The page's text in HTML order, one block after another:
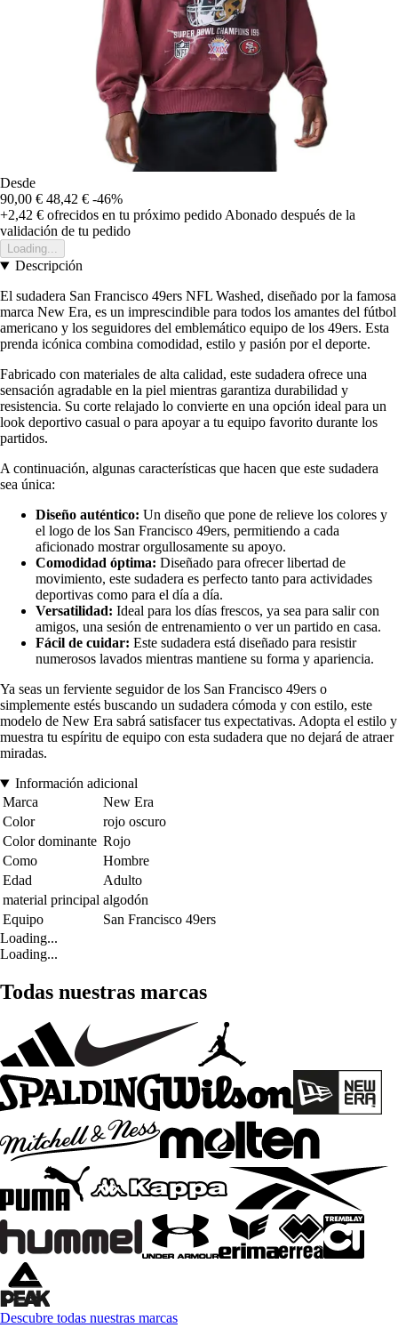
Desde
90,00 € 48,42 € -46%
+2,42 € ofrecidos en tu próximo pedido Abonado después de la
validación de tu pedido
Loading...
Descripción
El sudadera San Francisco 49ers NFL Washed, diseñado por la famosa
marca New Era, es un imprescindible para todos los amantes del fútbol
americano y los seguidores del emblemático equipo de los 49ers. Esta
prenda icónica combina comodidad, estilo y pasión por el deporte.
Fabricado con materiales de alta calidad, este sudadera ofrece una
sensación agradable en la piel mientras garantiza durabilidad y
resistencia. Su corte relajado lo convierte en una opción ideal para un
look deportivo casual o para apoyar a tu equipo favorito durante los
partidos.
A continuación, algunas características que hacen que este sudadera
sea única:
Diseño auténtico: Un diseño que pone de relieve los colores y
el logo de los San Francisco 49ers, permitiendo a cada
aficionado mostrar orgullosamente su apoyo.
Comodidad óptima: Diseñado para ofrecer libertad de
movimiento, este sudadera es perfecto tanto para actividades
deportivas como para el día a día.
Versatilidad: Ideal para los días frescos, ya sea para salir con
amigos, una sesión de entrenamiento o ver un partido en casa.
Fácil de cuidar: Este sudadera está diseñado para resistir
numerosos lavados mientras mantiene su forma y apariencia.
Ya seas un ferviente seguidor de los San Francisco 49ers o
simplemente estés buscando un sudadera cómoda y con estilo, este
modelo de New Era sabrá satisfacer tus expectativas. Adopta el estilo y
muestra tu espíritu de equipo con esta sudadera que no dejará de atraer
miradas.
Información adicional
Marca
New Era
Color
rojo oscuro
Color dominante Rojo
Como
Hombre
Edad
Adulto
material principal algodón
Equipo
San Francisco 49ers
Loading...
Loading...
Todas nuestras marcas
Descubre todas nuestras marcas